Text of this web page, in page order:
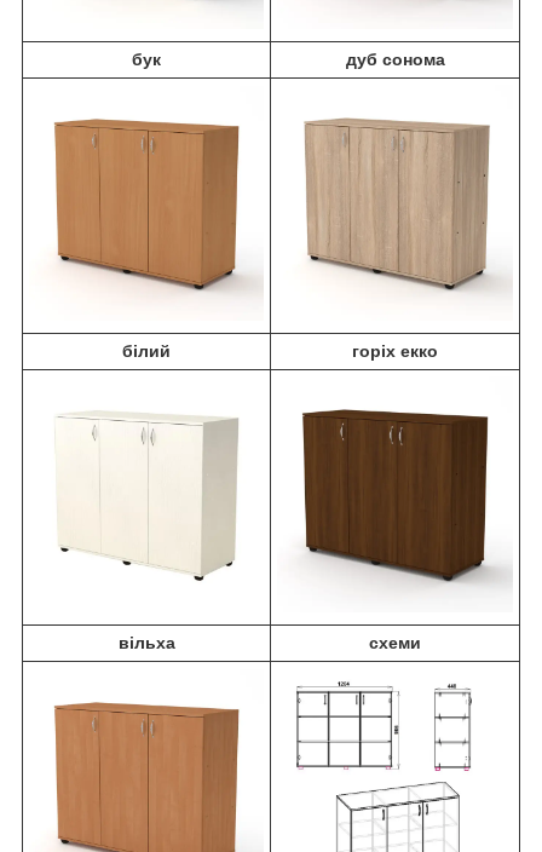
бук дуб сонома
білий горіх екко
вільха схеми